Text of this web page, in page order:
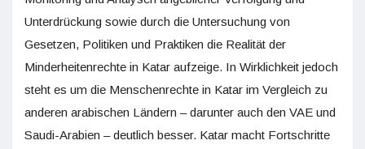
Unterdrückung sowie durch die Untersuchung von
Gesetzen, Politiken und Praktiken die Realität der
Minderheitenrechte in Katar aufzeige. In Wirklichkeit jedoch
steht es um die Menschenrechte in Katar im Vergleich zu
anderen arabischen Ländern – darunter auch den VAE und
Saudi-Arabien – deutlich besser. Katar macht Fortschritte